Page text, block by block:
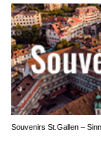
Souvenirs St.Gallen –